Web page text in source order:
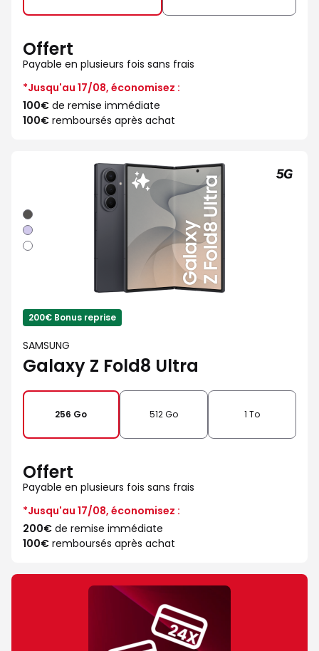
Offert
Payable en plusieurs fois sans frais
*Jusqu'au 17/08, économisez :
100€ de remise immédiate
100€ remboursés après achat
Graphite
Violet
Blanc
200€ Bonus reprise
SAMSUNG
Galaxy Z Fold8 Ultra
256 Go 512 Go 1 To
Offert
Payable en plusieurs fois sans frais
*Jusqu'au 17/08, économisez :
200€ de remise immédiate
100€ remboursés après achat